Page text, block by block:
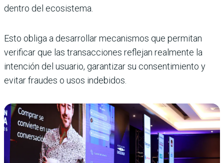
dentro del ecosistema.
Esto obliga a desarrollar mecanismos que permitan
verificar que las transacciones reflejan realmente la
intención del usuario, garantizar su consentimiento y
evitar fraudes o usos indebidos.